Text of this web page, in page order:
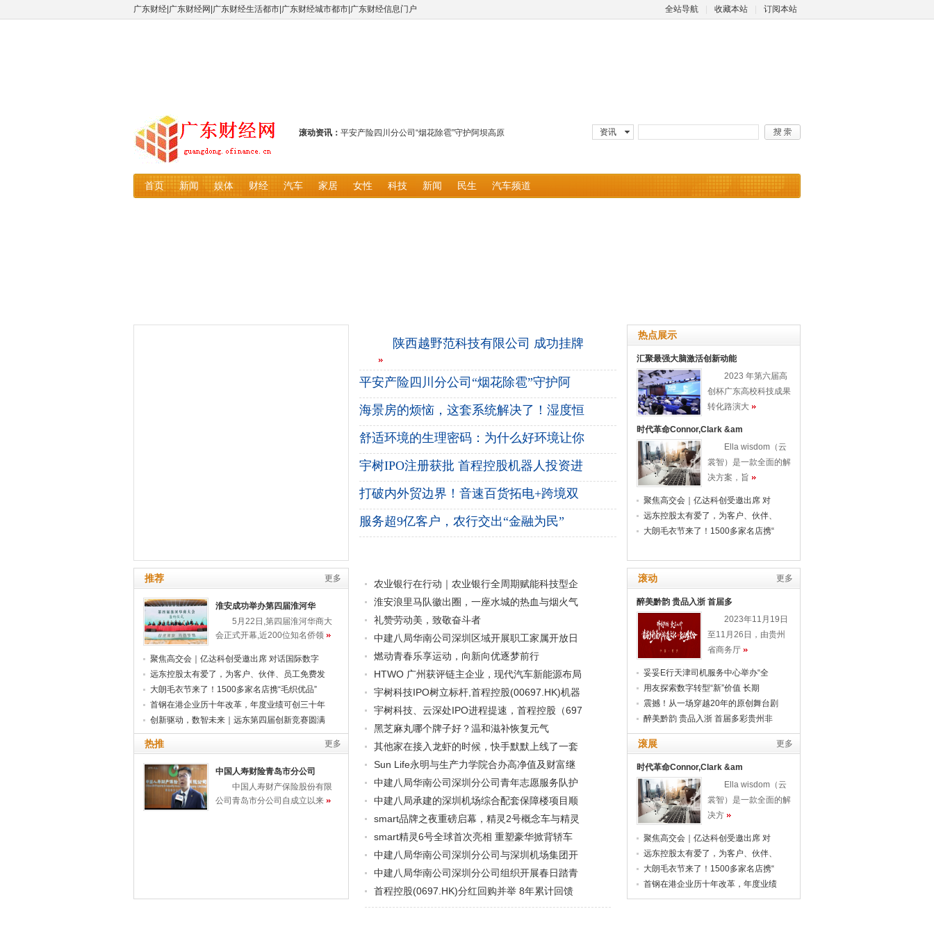
广东财经|广东财经网|广东财经生活都市|广东财经城市都市|广东财经信息门户 全站导航 收藏本站 订阅本站
滚动资讯： 平安产险四川分公司“烟花除雹”守护阿坝高原
宇树IPO注册获批 首程控股机器人投资进入价值
打破内外贸边界！音速百货拓电+跨境双赛道，
资讯
首页 新闻 娱体 财经 汽车 家居 女性 科技 新闻 民生 汽车频道
陕西越野范科技有限公司 成功挂牌
平安产险四川分公司“烟花除雹”守护阿
海景房的烦恼，这套系统解决了！湿度恒
舒适环境的生理密码：为什么好环境让你
宇树IPO注册获批 首程控股机器人投资进
打破内外贸边界！音速百货拓电+跨境双
服务超9亿客户，农行交出“金融为民”
热点展示
汇聚最强大脑激活创新动能
2023 年第六届高
创杯广东高校科技成果
转化路演大
时代革命Connor,Clark &am
Ella wisdom（云
裳智）是一款全面的解
决方案，旨
聚焦高交会｜亿达科创受邀出席 对
远东控股太有爱了，为客户、伙伴、
大朗毛衣节来了！1500多家名店携“
推荐 更多
淮安成功举办第四届淮河华
5月22日,第四届淮河华商大
会正式开幕,近200位知名侨领
聚焦高交会｜亿达科创受邀出席 对话国际数字
远东控股太有爱了，为客户、伙伴、员工免费发
大朗毛衣节来了！1500多家名店携“毛织优品”
首钢在港企业历十年改革，年度业绩可创三十年
创新驱动，数智未来｜远东第四届创新竞赛圆满
热推 更多
中国人寿财险青岛市分公司
中国人寿财产保险股份有限
公司青岛市分公司自成立以来
农业银行在行动｜农业银行全周期赋能科技型企
淮安浪里马队徽出圈，一座水城的热血与烟火气
礼赞劳动美，致敬奋斗者
中建八局华南公司深圳区域开展职工家属开放日
燃动青春乐享运动，向新向优逐梦前行
HTWO 广州获评链主企业，现代汽车新能源布局
宇树科技IPO树立标杆,首程控股(00697.HK)机器
宇树科技、云深处IPO进程提速，首程控股（697
黑芝麻丸哪个牌子好？温和滋补恢复元气
其他家在接入龙虾的时候，快手默默上线了一套
Sun Life永明与生产力学院合办高净值及财富继
中建八局华南公司深圳分公司青年志愿服务队护
中建八局承建的深圳机场综合配套保障楼项目顺
smart品牌之夜重磅启幕，精灵2号概念车与精灵
smart精灵6号全球首次亮相 重塑豪华掀背轿车
中建八局华南公司深圳分公司与深圳机场集团开
中建八局华南公司深圳分公司组织开展春日踏青
首程控股(0697.HK)分红回购并举 8年累计回馈
滚动 更多
醉美黔韵 贵品入浙 首届多
2023年11月19日
至11月26日，由贵州
省商务厅
妥妥E行天津司机服务中心举办“全
用友探索数字转型“新”价值 长期
震撼！从一场穿越20年的原创舞台剧
醉美黔韵 贵品入浙 首届多彩贵州非
滚展 更多
时代革命Connor,Clark &am
Ella wisdom（云
裳智）是一款全面的解
决方
聚焦高交会｜亿达科创受邀出席 对
远东控股太有爱了，为客户、伙伴、
大朗毛衣节来了！1500多家名店携“
首钢在港企业历十年改革，年度业绩